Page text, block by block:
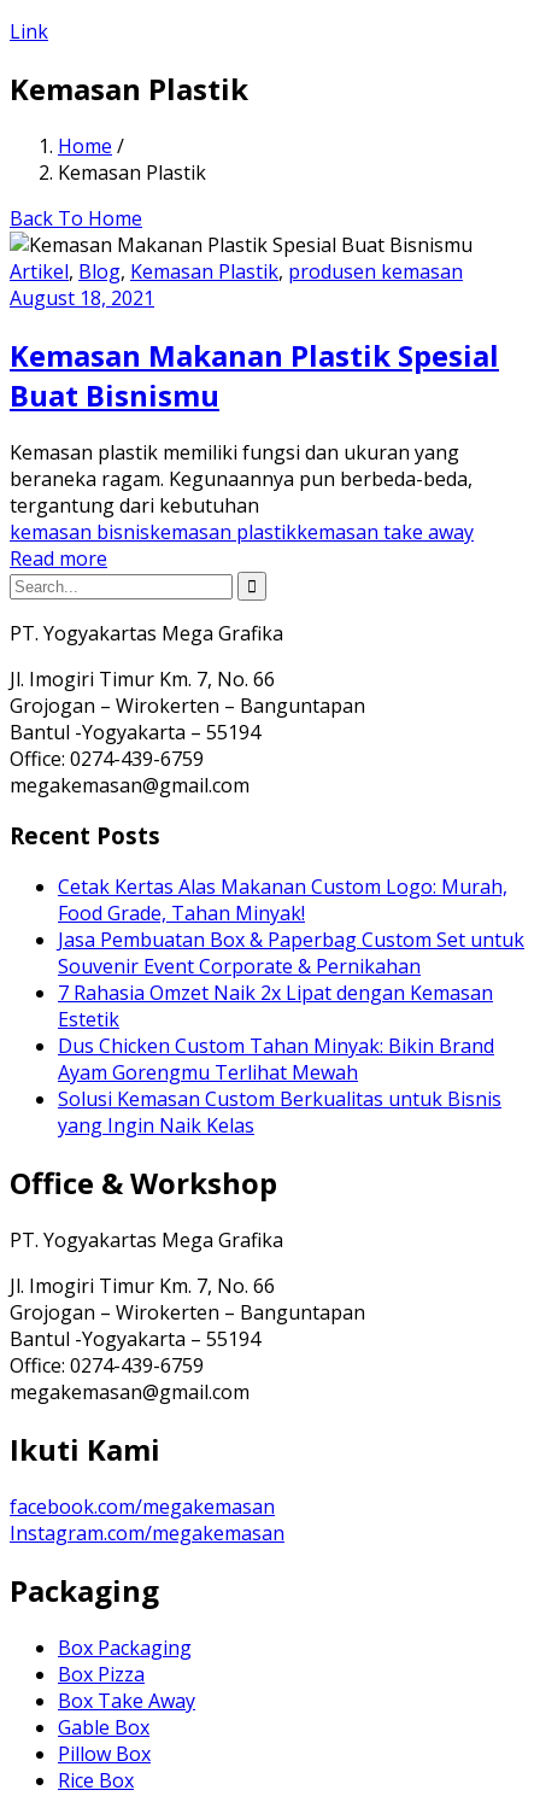
Link
Kemasan Plastik
Home /
Kemasan Plastik
Back To Home
Artikel, Blog, Kemasan Plastik, produsen kemasan
August 18, 2021
Kemasan Makanan Plastik Spesial
Buat Bisnismu
Kemasan plastik memiliki fungsi dan ukuran yang
beraneka ragam. Kegunaannya pun berbeda-beda,
tergantung dari kebutuhan
kemasan bisniskemasan plastikkemasan take away
Read more
PT. Yogyakartas Mega Grafika
Jl. Imogiri Timur Km. 7, No. 66
Grojogan – Wirokerten – Banguntapan
Bantul -Yogyakarta – 55194
Office: 0274-439-6759
megakemasan@gmail.com
Recent Posts
Cetak Kertas Alas Makanan Custom Logo: Murah,
Food Grade, Tahan Minyak!
Jasa Pembuatan Box & Paperbag Custom Set untuk
Souvenir Event Corporate & Pernikahan
7 Rahasia Omzet Naik 2x Lipat dengan Kemasan
Estetik
Dus Chicken Custom Tahan Minyak: Bikin Brand
Ayam Gorengmu Terlihat Mewah
Solusi Kemasan Custom Berkualitas untuk Bisnis
yang Ingin Naik Kelas
Office & Workshop
PT. Yogyakartas Mega Grafika
Jl. Imogiri Timur Km. 7, No. 66
Grojogan – Wirokerten – Banguntapan
Bantul -Yogyakarta – 55194
Office: 0274-439-6759
megakemasan@gmail.com
Ikuti Kami
facebook.com/megakemasan
Instagram.com/megakemasan
Packaging
Box Packaging
Box Pizza
Box Take Away
Gable Box
Pillow Box
Rice Box